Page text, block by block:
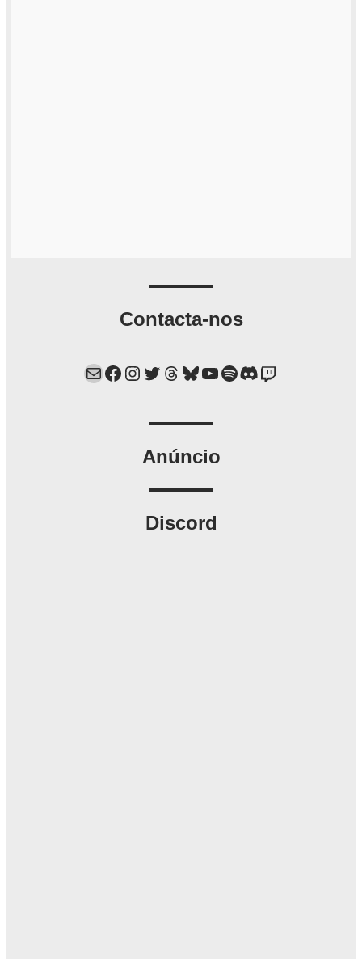
Contacta-nos
Mail Facebook Instagram Twitter Threads Bluesky YouTube Spotify Discord Twitch
Anúncio
Discord